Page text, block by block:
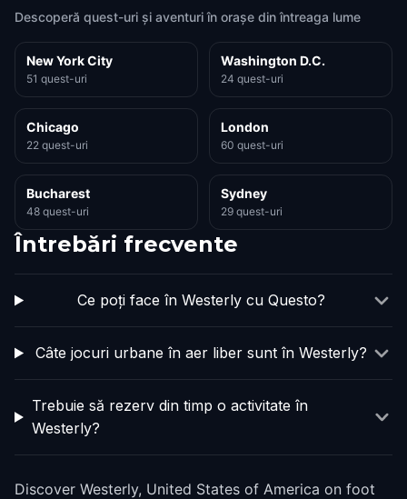
Descoperă quest-uri și aventuri în orașe din întreaga lume
New York City
51 quest-uri
Washington D.C.
24 quest-uri
Chicago
22 quest-uri
London
60 quest-uri
Bucharest
48 quest-uri
Sydney
29 quest-uri
Întrebări frecvente
Ce poți face în Westerly cu Questo?
Câte jocuri urbane în aer liber sunt în Westerly?
Trebuie să rezerv din timp o activitate în
Westerly?
Discover Westerly, United States of America on foot